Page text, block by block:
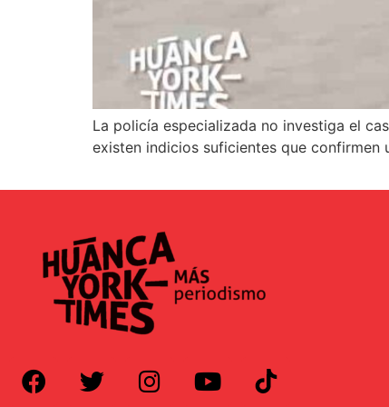
La policía especializada no investiga el
existen indicios suficientes que confirmen